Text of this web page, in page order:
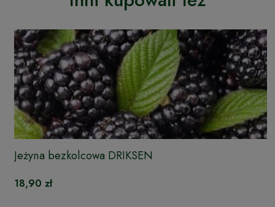
Jeżyna bezkolcowa DRIKSEN
18,90 zł